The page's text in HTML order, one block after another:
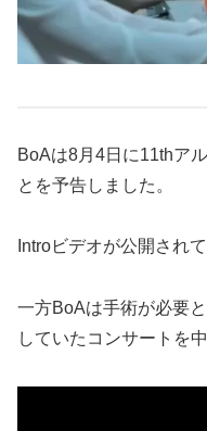
BoAは8月4日に11thア
とを予告しました。
Introビデオが公開されて
一方BoAは手術が必要
していたコンサートを